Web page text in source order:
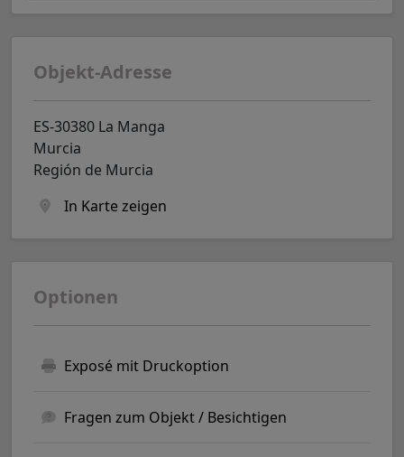
Objekt-Adresse
ES-30380 La Manga
Murcia
Región de Murcia
In Karte zeigen
Optionen
Exposé mit Druckoption
Fragen zum Objekt / Besichtigen